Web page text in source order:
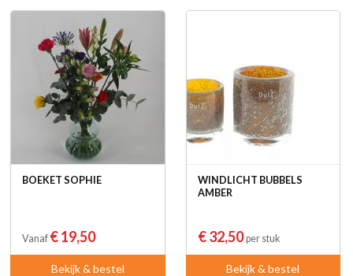
BOEKET SOPHIE
Vanaf € 19,50
Bekijk & bestel
WINDLICHT BUBBELS
AMBER
€ 32,50per stuk
Bekijk & bestel